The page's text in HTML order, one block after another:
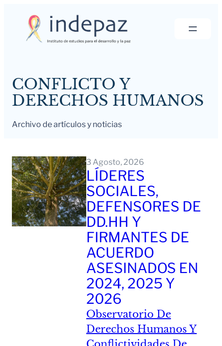
CONFLICTO Y
DERECHOS HUMANOS
Archivo de artículos y noticias
3 Agosto, 2026
LÍDERES
SOCIALES,
DEFENSORES DE
DD.HH Y
FIRMANTES DE
ACUERDO
ASESINADOS EN
2024, 2025 Y
2026
Observatorio De
Derechos Humanos Y